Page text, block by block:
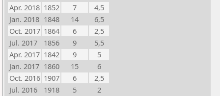
Apr. 2018 1852 7
4,5
Jan. 2018 1848 14
6,5
Oct. 2017 1864 6
2,5
Jul. 2017
1856 9
5,5
Apr. 2017 1842 9
5
Jan. 2017 1860 15
6
Oct. 2016 1907 6
2,5
Jul. 2016
1918 5
2